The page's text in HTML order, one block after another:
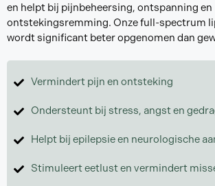
en helpt bij pijnbeheersing, ontspanning en
ontstekingsremming. Onze full-spectrum
wordt significant beter opgenomen dan
Vermindert pijn en ontsteking
Ondersteunt bij stress, angst en
Helpt bij epilepsie en neurologische
Stimuleert eetlust en vermindert